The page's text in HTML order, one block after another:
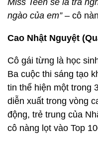
Miss Teen sẽ là trả
ngào của em”– cô
Cao Nhật Nguyệt
Cô gái từng là học
Ba cuộc thi sáng tạo
tin thể hiện một trong
diễn xuất trong vòng
động, trẻ trung của
cô nàng lọt vào Top